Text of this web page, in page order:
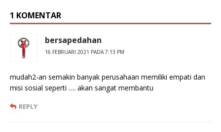
1 KOMENTAR
bersapedahan
16 FEBRUARI 2021 PADA 7:13 PM
mudah2-an semakin banyak perusahaan memiliki empati dan
misi sosial seperti …. akan sangat membantu
REPLY